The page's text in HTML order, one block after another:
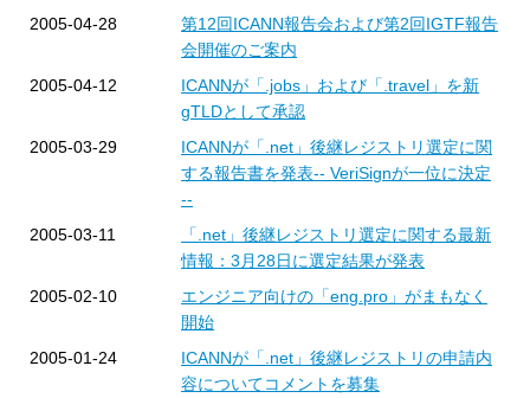
2005-04-28
第12回ICANN報告会および第2回IGTF報告
会開催のご案内
2005-04-12
ICANNが「.jobs」および「.travel」を新
gTLDとして承認
2005-03-29
ICANNが「.net」後継レジストリ選定に関
する報告書を発表-- VeriSignが一位に決定
--
2005-03-11
「.net」後継レジストリ選定に関する最新
情報：3月28日に選定結果が発表
2005-02-10
エンジニア向けの「eng.pro」がまもなく
開始
2005-01-24
ICANNが「.net」後継レジストリの申請内
容についてコメントを募集